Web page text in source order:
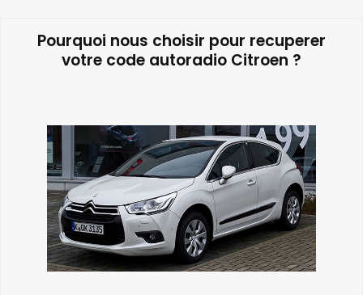
Pourquoi nous choisir pour recuperer
votre code autoradio Citroen ?